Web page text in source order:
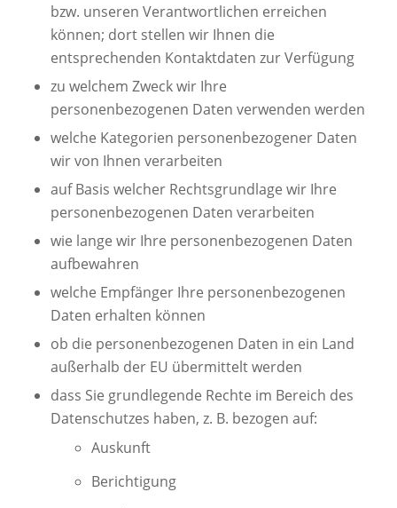
bzw. unseren Verantwortlichen erreichen
können; dort stellen wir Ihnen die
entsprechenden Kontaktdaten zur Verfügung
zu welchem Zweck wir Ihre
personenbezogenen Daten verwenden werden
welche Kategorien personenbezogener Daten
wir von Ihnen verarbeiten
auf Basis welcher Rechtsgrundlage wir Ihre
personenbezogenen Daten verarbeiten
wie lange wir Ihre personenbezogenen Daten
aufbewahren
welche Empfänger Ihre personenbezogenen
Daten erhalten können
ob die personenbezogenen Daten in ein Land
außerhalb der EU übermittelt werden
dass Sie grundlegende Rechte im Bereich des
Datenschutzes haben, z. B. bezogen auf:
Auskunft
Berichtigung